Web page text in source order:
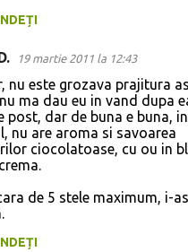
19 martie 2011 la 12:43
nu este grozava prajitura
ma dau eu in vand dupa
post, dar de buna e buna,
nu are aroma si savoarea
ciocolatoase, cu ou in
de 5 stele maximum, i-